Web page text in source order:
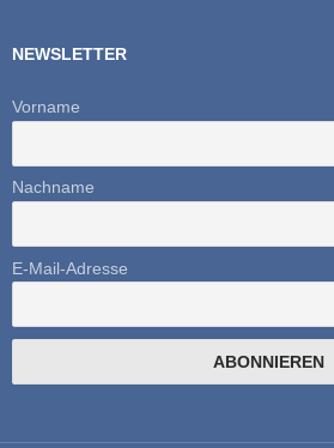
NEWSLETTER
Vorname
Nachname
E-Mail-Adresse